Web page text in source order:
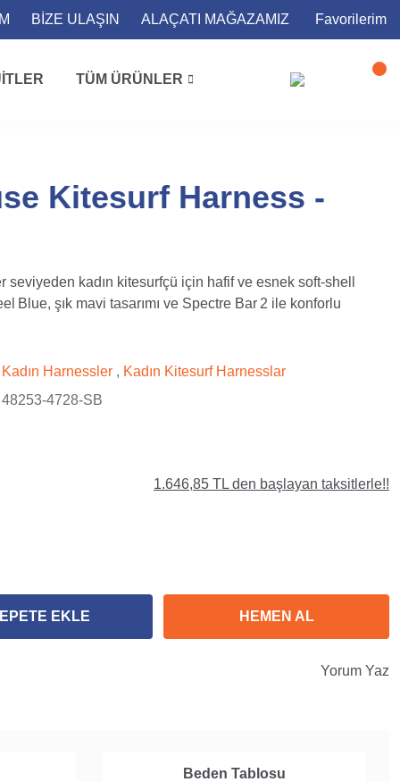
BİZE ULAŞIN ALAÇATI MAĞAZAMIZ Favorilerim
TÜM ÜRÜNLER
Kitesurf Harness -
kadın kitesurfçü için hafif ve esnek soft-shell
Blue, şık mavi tasarımı ve Spectre Bar 2 ile konforlu
Kadın Harnessler , Kadın Kitesurf Harnesslar
48253-4728-SB
1.646,85 TL den başlayan taksitlerle!!
EKLE HEMEN AL
Yorum Yaz
Beden Tablosu